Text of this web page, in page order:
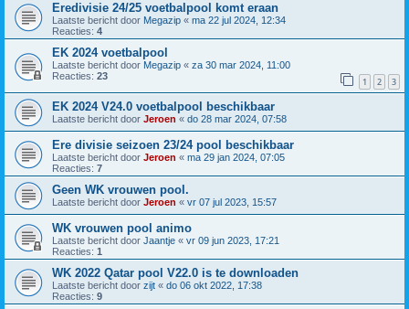
Eredivisie 24/25 voetbalpool komt eraan
Laatste bericht door Megazip « ma 22 jul 2024, 12:34
Reacties: 4
EK 2024 voetbalpool
Laatste bericht door Megazip « za 30 mar 2024, 11:00
Reacties: 23 1 2 3
EK 2024 V24.0 voetbalpool beschikbaar
Laatste bericht door Jeroen « do 28 mar 2024, 07:58
Ere divisie seizoen 23/24 pool beschikbaar
Laatste bericht door Jeroen « ma 29 jan 2024, 07:05
Reacties: 7
Geen WK vrouwen pool.
Laatste bericht door Jeroen « vr 07 jul 2023, 15:57
WK vrouwen pool animo
Laatste bericht door Jaantje « vr 09 jun 2023, 17:21
Reacties: 1
WK 2022 Qatar pool V22.0 is te downloaden
Laatste bericht door zijt « do 06 okt 2022, 17:38
Reacties: 9